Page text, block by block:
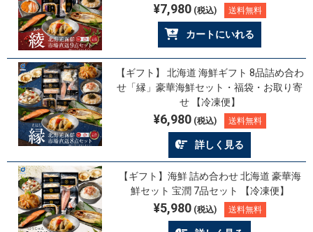
¥7,980(税込) 送料無料
カートにいれる
【ギフト】 北海道 海鮮ギフト 8品詰め合わ
せ「縁」豪華海鮮セット・福袋・お取り寄
せ 【冷凍便】
¥6,980(税込) 送料無料
詳しく見る
【ギフト】海鮮 詰め合わせ 北海道 豪華海
鮮セット 宝潤 7品セット 【冷凍便】
¥5,980(税込) 送料無料